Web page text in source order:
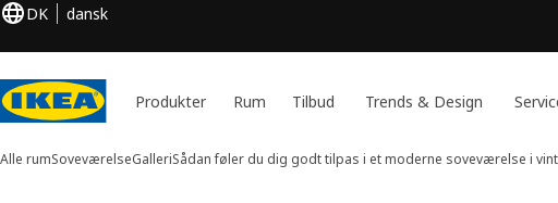
DK dansk
Produkter Rum Tilbud Trends & Design
Alle rumSoveværelseGalleriSådan føler du dig godt tilpas i et moderne soveværelse i